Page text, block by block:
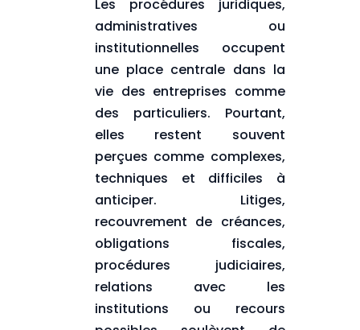
Les procédures juridiques,
administratives ou
institutionnelles occupent
une place centrale dans la
vie des entreprises comme
des particuliers. Pourtant,
elles restent souvent
perçues comme complexes,
techniques et difficiles à
anticiper. Litiges,
recouvrement de créances,
obligations fiscales,
procédures judiciaires,
relations avec les
institutions ou recours